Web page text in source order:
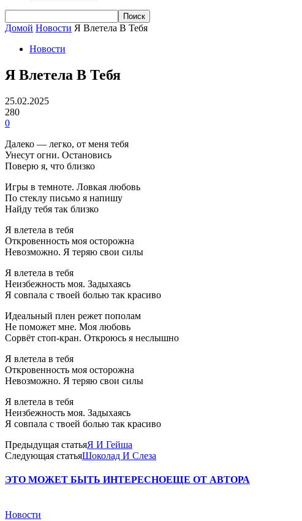
Домой Новости Я Влетела В Тебя
Новости
Я Влетела В Тебя
25.02.2025
280
0
Далеко — легко, от меня тебя
Унесут огни. Остановись
Поверю я, что близко
Игры в темноте. Ловкая любовь
По стеклу письмо я напишу
Найду тебя так близко
Я влетела в тебя
Откровенность моя осторожна
Невозможно. Я теряю свои силы
Я влетела в тебя
Неизбежность моя. Задыхаясь
Я совпала с твоей болью так красиво
Идеальный плен режет пополам
Не поможет мне. Моя любовь
Сорвёт стоп-кран. Откроюсь я неслышно
Я влетела в тебя
Откровенность моя осторожна
Невозможно. Я теряю свои силы
Я влетела в тебя
Неизбежность моя. Задыхаясь
Я совпала с твоей болью так красиво
Предыдущая статьяЯ И Гейша
Следующая статьяШоколад И Слеза
ЭТО МОЖЕТ БЫТЬ ИНТЕРЕСНОЕЩЕ ОТ АВТОРА
Новости